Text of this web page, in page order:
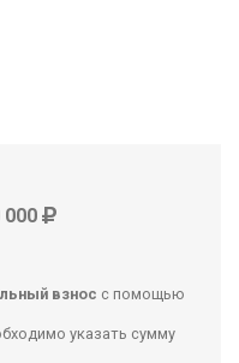
000
взнос с помощью
указать сумму